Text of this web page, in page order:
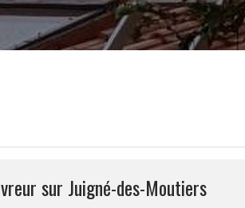
sur Juigné-des-Moutiers